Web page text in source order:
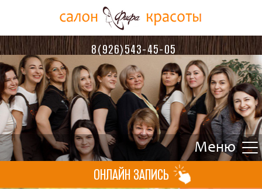
8(926)543-45-05
ОНЛАЙН ЗАПИСЬ